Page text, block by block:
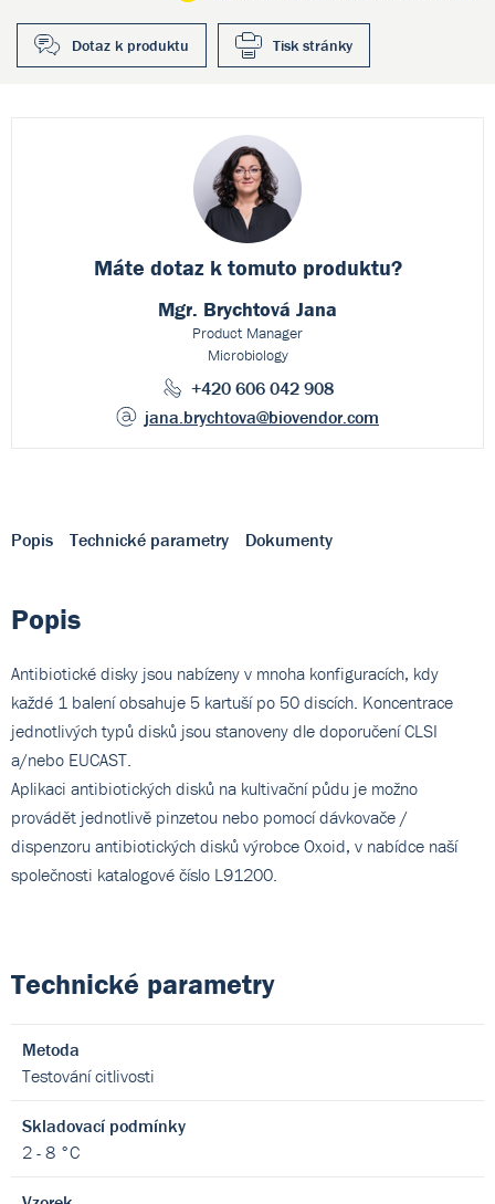
Dotaz k produktu Tisk stránky
Máte dotaz k tomuto produktu?
Mgr. Brychtová Jana
Product Manager
Microbiology
+420 606 042 908
jana.brychtova@biovendor.com
Popis Technické parametry Dokumenty
Popis
Antibiotické disky jsou nabízeny v mnoha konfiguracích, kdy
každé 1 balení obsahuje 5 kartuší po 50 discích. Koncentrace
jednotlivých typů disků jsou stanoveny dle doporučení CLSI
a/nebo EUCAST.
Aplikaci antibiotických disků na kultivační půdu je možno
provádět jednotlivě pinzetou nebo pomocí dávkovače /
dispenzoru antibiotických disků výrobce Oxoid, v nabídce naší
společnosti katalogové číslo L91200.
Technické parametry
Metoda
Testování citlivosti
Skladovací podmínky
2 - 8 °C